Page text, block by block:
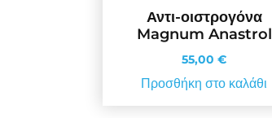
Αντι-οιστρογόνα
Magnum Anastrol
55,00€
Προσθήκη στο καλάθι